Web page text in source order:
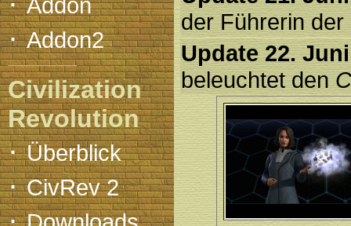
·Addon2
Civilization
Revolution
·Überblick
·CivRev 2
der Führerin
Update 22.
beleuchtet den